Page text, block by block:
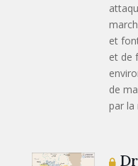
et
et de
de
par la